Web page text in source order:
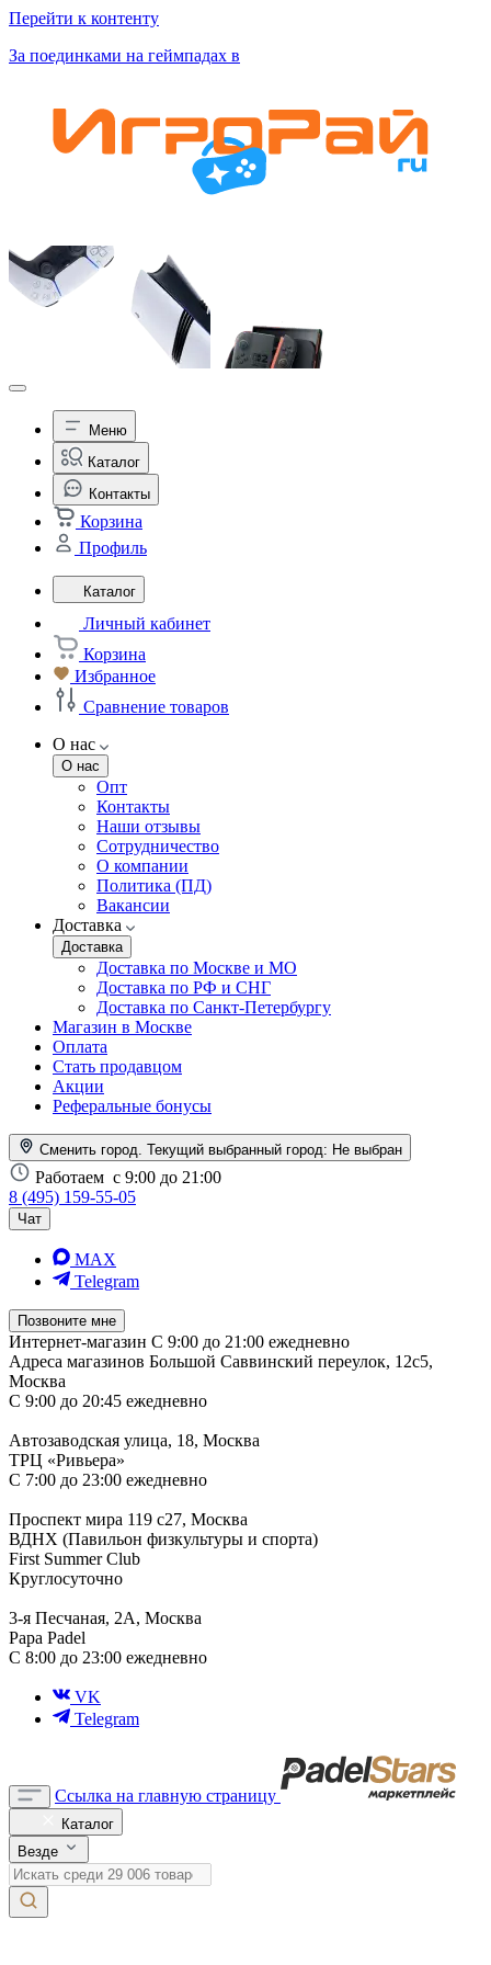
Перейти к контенту
За поединками на геймпадах в
Меню
Каталог
Контакты
Корзина
Профиль
Каталог
Личный кабинет
Корзина
Избранное
Сравнение товаров
О нас
О нас
Опт
Контакты
Наши отзывы
Сотрудничество
О компании
Политика (ПД)
Вакансии
Доставка
Доставка
Доставка по Москве и МО
Доставка по РФ и СНГ
Доставка по Санкт-Петербургу
Магазин в Москве
Оплата
Стать продавцом
Акции
Реферальные бонусы
Сменить город. Текущий выбранный город: Не выбран
Работаем с 9:00 до 21:00
8 (495) 159-55-05
Чат
MAX
Telegram
Позвоните мне
Интернет-магазин С 9:00 до 21:00 ежедневно
Адреса магазинов Большой Саввинский переулок, 12с5,
Москва
С 9:00 до 20:45 ежедневно
Автозаводская улица, 18, Москва
ТРЦ «Ривьера»
С 7:00 до 23:00 ежедневно
Проспект мира 119 с27, Москва
ВДНХ (Павильон физкультуры и спорта)
First Summer Club
Круглосуточно
3-я Песчаная, 2А, Москва
Papa Padel
С 8:00 до 23:00 ежедневно
VK
Telegram
Ссылка на главную страницу
Каталог
Везде